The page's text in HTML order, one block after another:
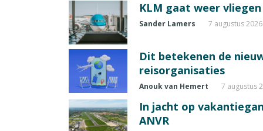
KLM gaat weer
Sander Lamers 7 augustus 2026
Dit betekenen de
reisorganisaties
Anouk van Hemert 7 augustus
In jacht op
ANVR